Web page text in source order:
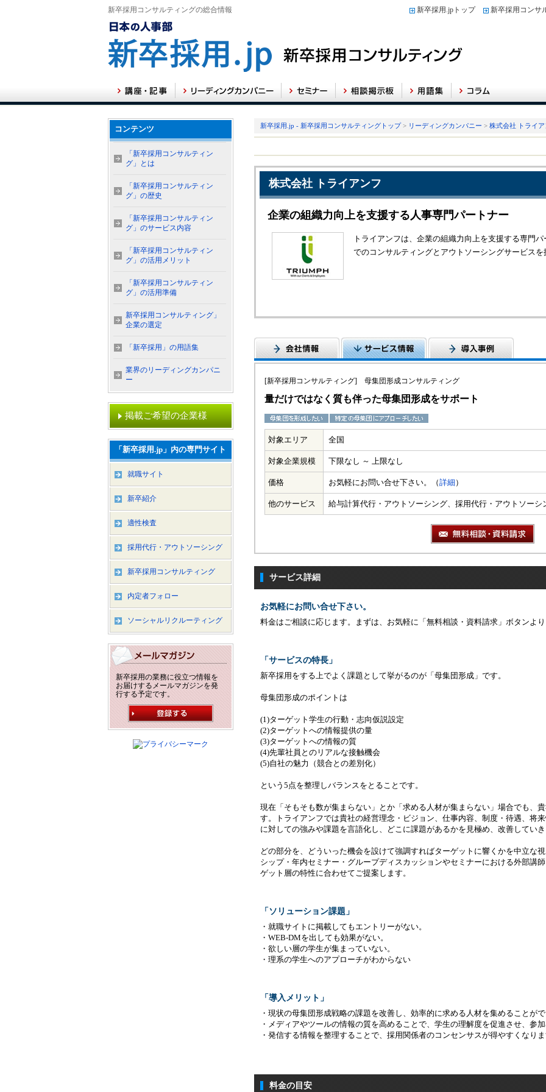
新卒採用コンサルティングの総合情報 新卒採用.jpトップ 新卒採用コンサ
新卒採用.jp - 新卒採用コンサルティングトップ> リーディングカンパニー > 株式会社 トライア
株式会社 トライアンフ
企業の組織力向上を支援する人事専門パートナー
トライアンフは、企業の組織力向上を支援する専門
でのコンサルティングとアウトソーシングサービス
[新卒採用コンサルティング] 母集団形成コンサルティング
量だけではなく質も伴った母集団形成をサポート
対象エリア 全国
対象企業規模 下限なし ～ 上限なし
価格 お気軽にお問い合せ下さい。（詳細 ）
他のサービス 給与計算代行・アウトソーシング、採用代行・アウトソーシ
サービス詳細
お気軽にお問い合せ下さい。
料金はご相談に応じます。まずは、お気軽に「無料相談・資料請求」ボタンよ
「サービスの特長」
新卒採用をする上でよく課題として挙がるのが「母集団形成」です。
母集団形成のポイントは
(1)ターゲット学生の行動・志向仮説設定
(2)ターゲットへの情報提供の量
(3)ターゲットへの情報の質
(4)先輩社員とのリアルな接触機会
(5)自社の魅力（競合との差別化）
という5点を整理しバランスをとることです。
現在「そもそも数が集まらない」とか「求める人材が集まらない」場合でも、
す。トライアンフでは貴社の経営理念・ビジョン、仕事内容、制度・待遇、将
に対しての強みや課題を言語化し、どこに課題があるかを見極め、改善してい
どの部分を、どういった機会を設けて強調すればターゲットに響くかを中立な
シップ・年内セミナー・グループディスカッションやセミナーにおける外部講
ゲット層の特性に合わせてご提案します。
「ソリューション課題」
・就職サイトに掲載してもエントリーがない。
・WEB-DMを出しても効果がない。
・欲しい層の学生が集まっていない。
・理系の学生へのアプローチがわからない
「導入メリット」
・現状の母集団形成戦略の課題を改善し、効率的に求める人材を集めることが
・メディアやツールの情報の質を高めることで、学生の理解度を促進させ、参
・発信する情報を整理することで、採用関係者のコンセンサスが得やすくなり
料金の目安
コンテンツ
「新卒採用コンサルティン
グ」とは
「新卒採用コンサルティン
グ」の歴史
「新卒採用コンサルティン
グ」のサービス内容
「新卒採用コンサルティン
グ」の活用メリット
「新卒採用コンサルティン
グ」の活用準備
新卒採用コンサルティング」
企業の選定
「新卒採用」の用語集
業界のリーディングカンパニ
ー
掲載ご希望の企業様
「新卒採用.jp」内の専門サイト
就職サイト
新卒紹介
適性検査
採用代行・アウトソーシング
新卒採用コンサルティング
内定者フォロー
ソーシャルリクルーティング
新卒採用の業務に役立つ情報を
お届けするメールマガジンを発
行する予定です。